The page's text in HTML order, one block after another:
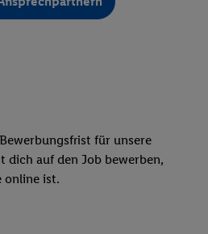
für unsere
dich auf den Job bewerben,
online ist.